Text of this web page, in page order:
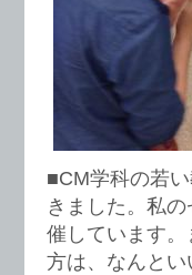
■CM学科の若
きました。私
催しています
方は、なんと